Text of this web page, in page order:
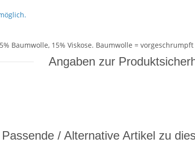
Baumwolle, 15% Viskose. Baumwolle =
Angaben zur
Passende / Alternative Artikel zu